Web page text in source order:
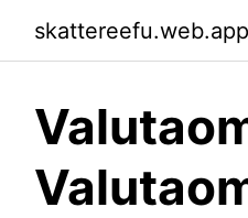
skattereefu.web.app